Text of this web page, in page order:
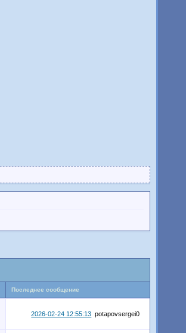
Последнее сообщение
2026-02-24 12:55:13 potapovsergei0